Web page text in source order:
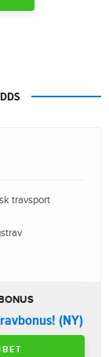
travsport
(NY)